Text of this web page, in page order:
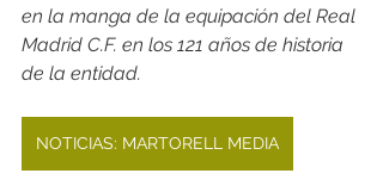
en la manga de la equipación del Real
Madrid C.F. en los 121 años de historia
de la entidad.
NOTICIAS: MARTORELL MEDIA